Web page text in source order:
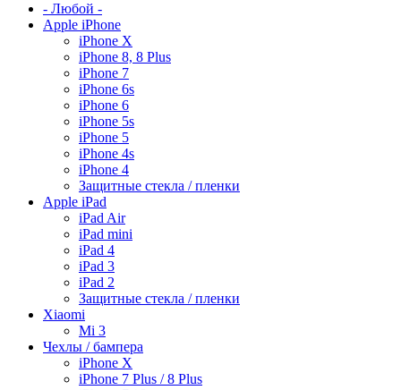
- Любой -
Apple iPhone
iPhone X
iPhone 8, 8 Plus
iPhone 7
iPhone 6s
iPhone 6
iPhone 5s
iPhone 5
iPhone 4s
iPhone 4
Защитные стекла / пленки
Apple iPad
iPad Air
iPad mini
iPad 4
iPad 3
iPad 2
Защитные стекла / пленки
Xiaomi
Mi 3
Чехлы / бампера
iPhone X
iPhone 7 Plus / 8 Plus